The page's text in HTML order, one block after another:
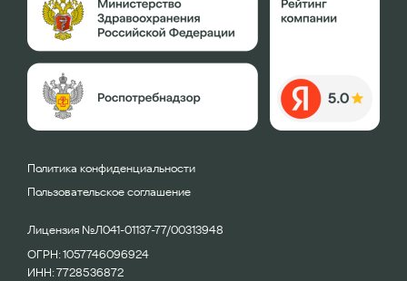
Политика конфиденциальности
Пользовательское соглашение
Лицензия №Л041-01137-77/00313948
ОГРН: 1057746096924
ИНН: 7728536872